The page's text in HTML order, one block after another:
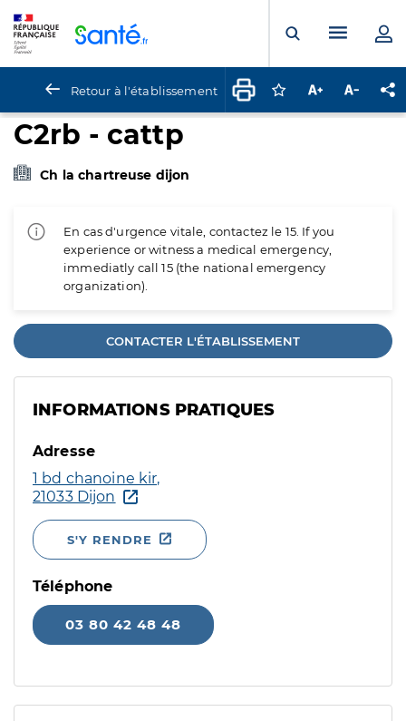
Ouvrir laMenu
Retour à l'établissement Connectez-vous
Augmenter la
C2rb - cattp
Ch la chartreuse dijon
En cas d'urgence vitale, contactez le 15. If you
experience or witness a medical emergency,
immediatly call 15 (the national emergency
organization).
CONTACTER L'ÉTABLISSEMENT
INFORMATIONS PRATIQUES
Adresse
1 bd chanoine kir,
21033 Dijon
S'Y RENDRE
Téléphone
03 80 42 48 48